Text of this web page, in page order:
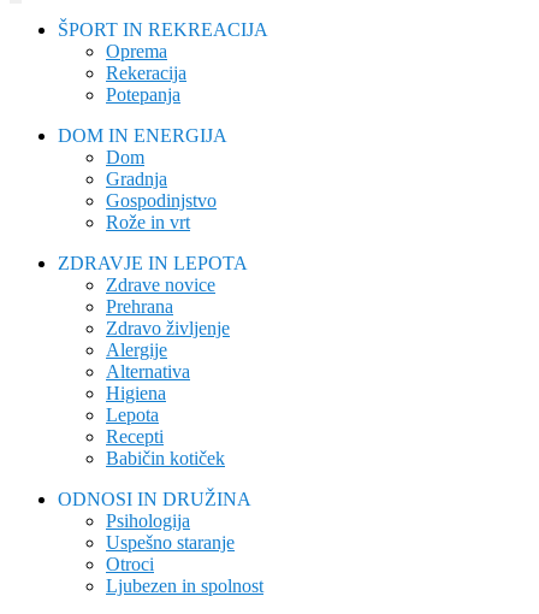
ŠPORT IN REKREACIJA
Oprema
Rekeracija
Potepanja
DOM IN ENERGIJA
Dom
Gradnja
Gospodinjstvo
Rože in vrt
ZDRAVJE IN LEPOTA
Zdrave novice
Prehrana
Zdravo življenje
Alergije
Alternativa
Higiena
Lepota
Recepti
Babičin kotiček
ODNOSI IN DRUŽINA
Psihologija
Uspešno staranje
Otroci
Ljubezen in spolnost